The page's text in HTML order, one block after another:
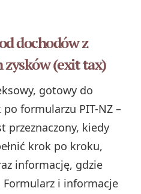
dochodów z
(exit tax)
gotowy do
formularzu PIT-NZ –
przeznaczony, kiedy
krok po kroku,
informację, gdzie
i informacje